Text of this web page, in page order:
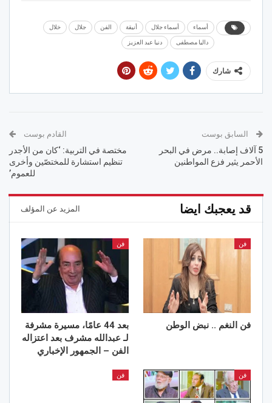
أسماء أسماء جلال أنيقة الفن جلال خلال
داليا مصطفى دنيا عبد العزيز
شارك
السابق بوست
5 آلاف إصابة.. مرض في البحر
الأحمر يثير فزع المواطنين
القادم بوست
مختصة في التربية: ‘كان من الأجدر
تنظيم استشارة للمختصّين وأخرى
للعموم’
قد يعجبك ايضا المزيد عن المؤلف
فن
فن النغم .. نبض الوطن
فن
بعد 44 عامًا، مسيرة مشرفة
لـ عبدالله مشرف بعد اعتزاله
الفن – الجمهور الإخباري
فن فن